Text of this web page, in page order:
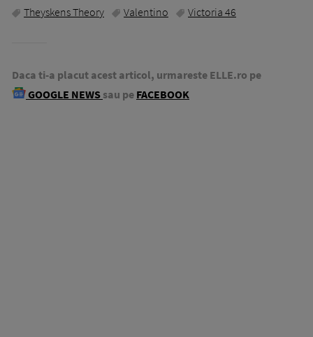
Theyskens Theory
Valentino Victoria 46
Daca ti-a placut acest articol, urmareste ELLE.ro pe
GOOGLE NEWS sau pe FACEBOOK